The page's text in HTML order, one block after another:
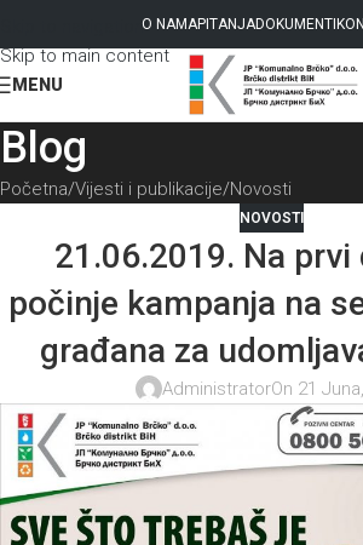
Skip to navigation
Skip to main content
O NAMAPITANJADOKUMENTI
MENU
Blog
Početna Vijesti i publikacije Novosti
NOVOSTI
21.06.2019. Na prvi
počinje kampanja na
građana za
AdministratorOn 21